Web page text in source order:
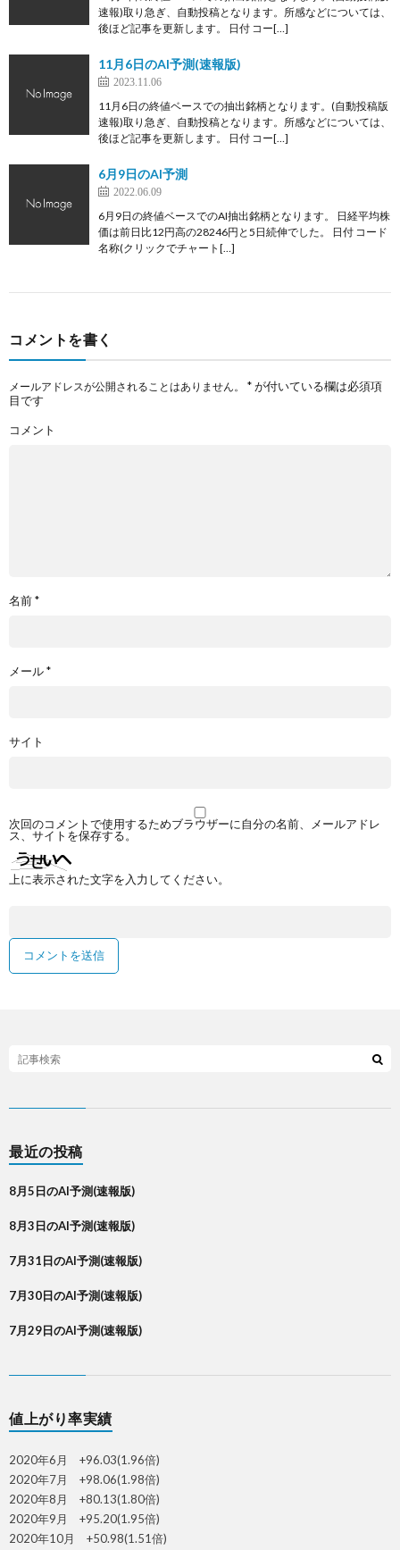
速報)取り急ぎ、自動投稿となります。所感などについては、
後ほど記事を更新します。 日付 コー[…]
11月6日のAI予測(速報版)
2023.11.06
11月6日の終値ベースでの抽出銘柄となります。(自動投稿版
速報)取り急ぎ、自動投稿となります。所感などについては、
後ほど記事を更新します。 日付 コー[…]
6月9日のAI予測
2022.06.09
6月9日の終値ベースでのAI抽出銘柄となります。 日経平均株
価は前日比12円高の28246円と5日続伸でした。 日付 コード
名称(クリックでチャート[…]
コメントを書く
メールアドレスが公開されることはありません。 *が付いている欄は必須項
目です
コメント
名前*
メール*
サイト
次回のコメントで使用するためブラウザーに自分の名前、メールアドレ
ス、サイトを保存する。
上に表示された文字を入力してください。
最近の投稿
8月5日のAI予測(速報版)
8月3日のAI予測(速報版)
7月31日のAI予測(速報版)
7月30日のAI予測(速報版)
7月29日のAI予測(速報版)
値上がり率実績
2020年6月 +96.03(1.96倍)
2020年7月 +98.06(1.98倍)
2020年8月 +80.13(1.80倍)
2020年9月 +95.20(1.95倍)
2020年10月 +50.98(1.51倍)